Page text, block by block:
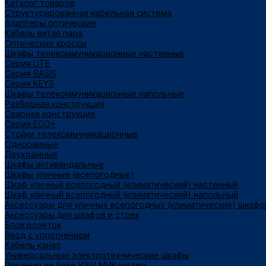
Каталог товаров
Структурированная кабельная система
Адаптеры оптические
Кабель витая пара
Оптические кроссы
Шкафы телекоммуникационные настенные
Cерия LITE
Cерия BASIS
Cерия KEYS
Шкафы телекоммуникационные напольные
Разборная конструкция
Сварная конструкция
Серия ECO+
Стойки телекоммуникационные
Однорамные
Двухрамные
Шкафы антивандальные
Шкафы уличные (всепогодные)
Шкаф уличный всепогодный (климатический) настенный
Шкаф уличный всепогодный (климатический) напольный
Аксессуары для уличных всепогодных (климатических)
Аксессуары для шкафов и стоек
Блок розеток
Ввод с уплотнением
Кабель канал
Универсальные электротехнические шкафы